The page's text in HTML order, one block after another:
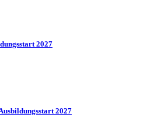
2027
2027